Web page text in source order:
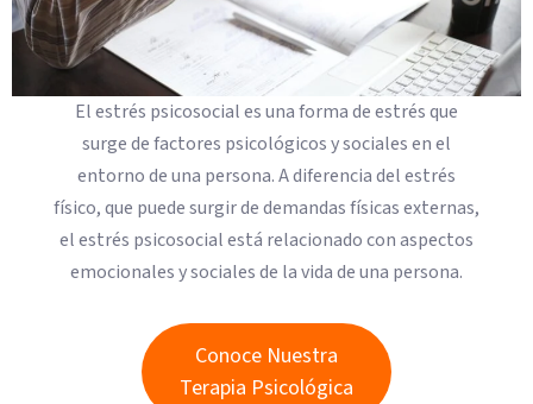
El estrés psicosocial es una forma de estrés que
surge de factores psicológicos y sociales en el
entorno de una persona. A diferencia del estrés
físico, que puede surgir de demandas físicas externas,
el estrés psicosocial está relacionado con aspectos
emocionales y sociales de la vida de una persona.
Conoce Nuestra
Terapia Psicológica